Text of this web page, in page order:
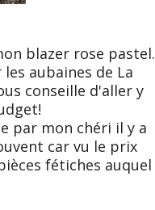
blazer rose pastel.
aubaines de La
conseille d'aller y
par mon chéri il y a
car vu le prix
fétiches auquel